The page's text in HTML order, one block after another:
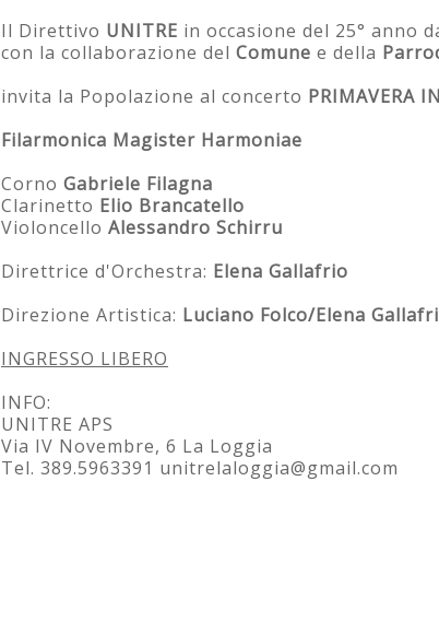
Il Direttivo UNITRE in occasione del 25° anno
con la collaborazione del Comune e della
invita la Popolazione al concerto PRIMAVERA
Filarmonica Magister Harmoniae
Corno Gabriele Filagna
Clarinetto Elio Brancatello
Violoncello Alessandro Schirru
Direttrice d'Orchestra: Elena Gallafrio
Direzione Artistica: Luciano Folco/Elena
INGRESSO LIBERO
INFO:
UNITRE APS
Via IV Novembre, 6 La Loggia
Tel. 389.5963391 unitrelaloggia@gmail.com